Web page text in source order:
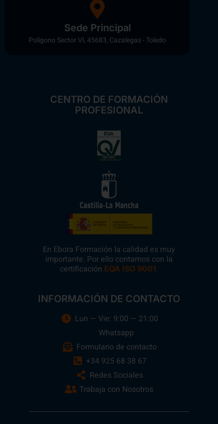
Sede Principal
Polígono Sector VI, 45683, Cazalegas - Toledo
CENTRO DE FORMACIÓN
PROFESIONAL
En Ebora Formación la calidad es muy
importante. Por ello contamos con la
certificación EQA ISO 9001
INFORMACIÓN DE CONTACTO
Lun — Vie: 9:00 — 21:00
Whatsapp
Formulario de contacto
+34 925 68 38 67
Redes Sociales
Trabaja con Nosotros